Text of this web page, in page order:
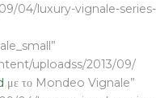
04/luxury-vignale-series-
uploadss/2013/09/
με το Mondeo Vignale”